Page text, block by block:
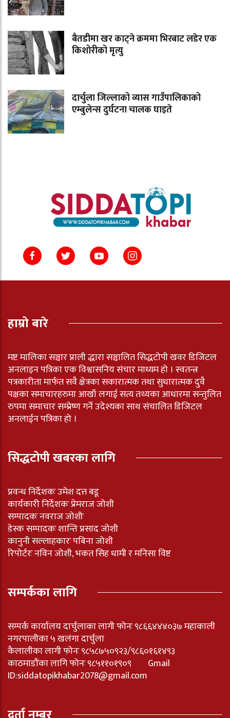
बैतडीमा खर काट्ने क्रममा भिरबाट लडेर एक
किशोरीको मृत्यु
दार्चुला जिल्लाको व्यास गाउँपालिकाको
एम्बुलेन्स दुर्घटना चालक घाइते
हाम्रो बारे
मष्ट मालिका सञ्चार प्राली द्धारा सञ्चालित सिद्धटोपी खवर डिजिटल
अनलाइन पत्रिका एक विश्वासनिय संचार माध्यम हो । स्वतन्त्र
पत्रकारीता मार्फत सवै क्षेत्रका सकारात्मक तथा सुधारात्मक दुवै
पक्षका समाचारहरुमा आखाँ लगाई सत्य तथ्यका आधारमा सन्तुलित
रुपमा समाचार सम्प्रेष्ण गर्ने उदेश्यका साथ संचालित डिजिटल
अनलाईन पत्रिका हो ।
सिद्धटोपी खबरका लागि
प्रवन्ध निर्देशकः उमेश दत्त बडू
कार्यकारी निर्देशकः प्रेमराज जोशी
सम्पादकः नवराज जोशीः
डेस्क सम्पादकः शान्ति प्रसाद जोशी
कानुनी सल्लाहकारः पबिना जोशी
रिपोर्टरः नविन जोशी, भकत सिह धामी र मनिसा विष्ट
सम्पर्कका लागि
सम्पर्क कार्यालय दार्चुलाका लागी फोनः ९८६६४४४०३७ महाकाली
नगरपालीका ५ खलंगा दार्चुला
कैलालीका लागी फोनः ९८५८७५०९२३/९८६०१६१४९३
काठमाडौंका लागि फोनः ९८५११०१९०९ Gmail
ID:siddatopikhabar2078@gmail.com